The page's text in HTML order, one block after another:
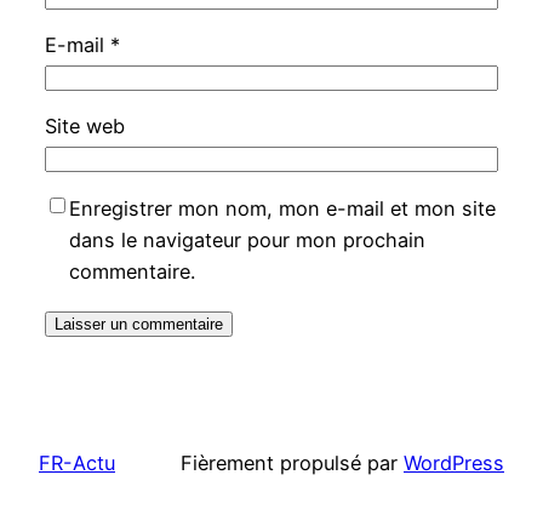
E-mail *
Site web
Enregistrer mon nom, mon e-mail et mon site
dans le navigateur pour mon prochain
commentaire.
FR-Actu Fièrement propulsé par WordPress